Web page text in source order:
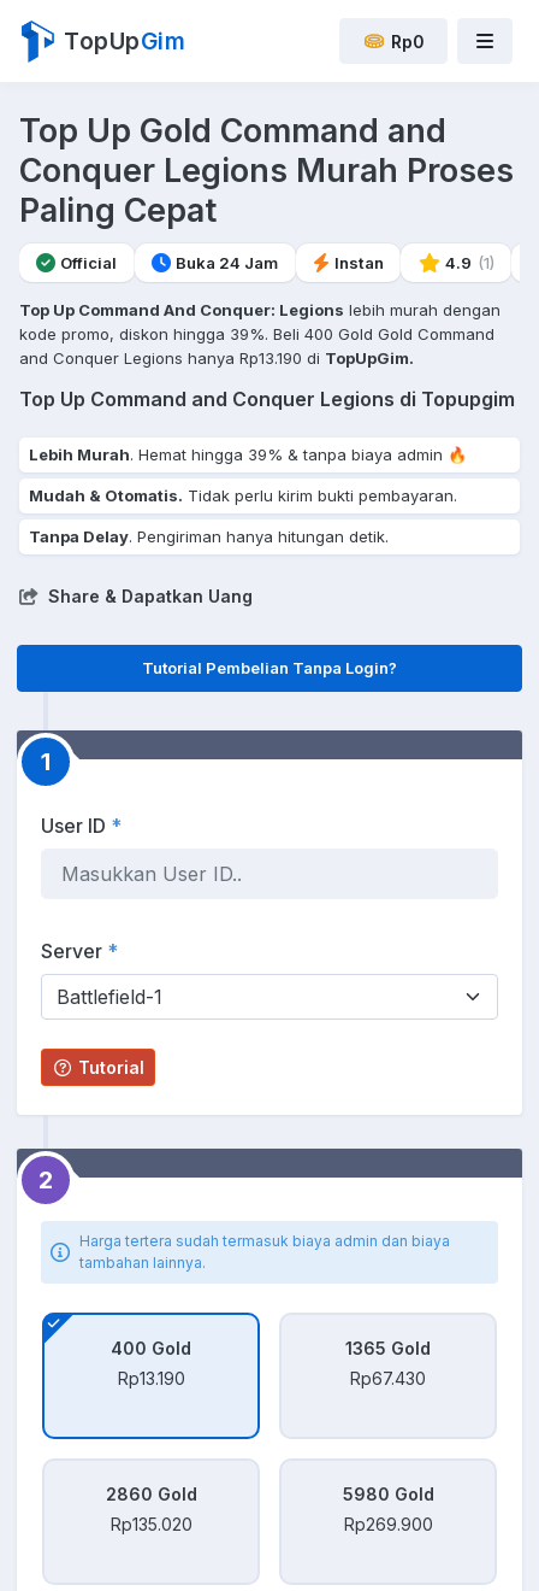
TopUpGim Rp0
Top Up Gold Command and
Conquer Legions Murah Proses
Paling Cepat
Official Buka 24 Jam Instan 4.9 (1)
Top Up Command And Conquer: Legions lebih murah dengan
kode promo, diskon hingga 39%. Beli 400 Gold Gold Command
and Conquer Legions hanya Rp13.190 di TopUpGim.
Top Up Command and Conquer Legions di Topupgim
Lebih Murah. Hemat hingga 39% & tanpa biaya admin 🔥
Mudah & Otomatis. Tidak perlu kirim bukti pembayaran.
Tanpa Delay. Pengiriman hanya hitungan detik.
Share & Dapatkan Uang
Tutorial Pembelian Tanpa Login?
1
User ID *
Server *
Tutorial
2
Harga tertera sudah termasuk biaya admin dan biaya
tambahan lainnya.
400 Gold
Rp13.190
1365 Gold
Rp67.430
2860 Gold
Rp135.020
5980 Gold
Rp269.900